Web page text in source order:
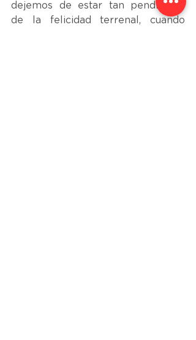
dejemos de estar tan pendientes
de la felicidad terrenal, cuando